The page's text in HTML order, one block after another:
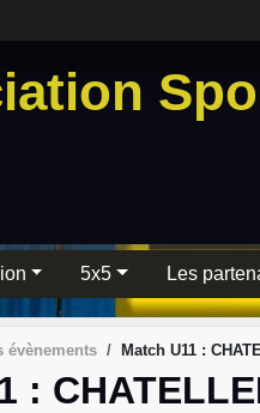
5x5 Les
évènements Match U11 :
: